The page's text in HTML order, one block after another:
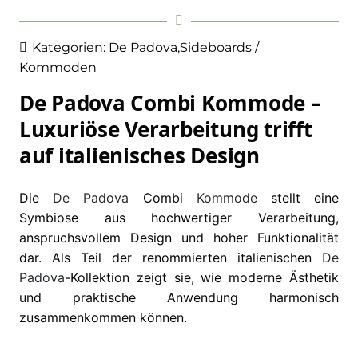
Kategorien: De Padova,Sideboards /
Kommoden
De Padova Combi Kommode –
Luxuriöse Verarbeitung trifft
auf italienisches Design
Die De Padova Combi Kommodestellt eine
Symbiose aus hochwertiger Verarbeitung,
anspruchsvollem Design und hoher Funktionalität
dar. Als Teil der renommierten italienischen De
Padova-Kollektion zeigt sie, wie moderne Ästhetik
und praktische Anwendung harmonisch
zusammenkommen können.